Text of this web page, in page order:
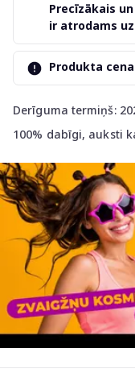
Derīguma termiņš:
100% dabīgi, auksti
Precīzākais
ir atrodams
Produkta